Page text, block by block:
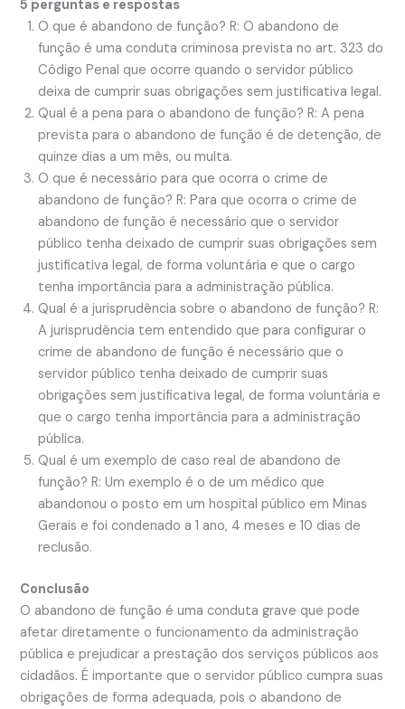
5 perguntas e respostas
O que é abandono de função? R: O abandono de
função é uma conduta criminosa prevista no art. 323 do
Código Penal que ocorre quando o servidor público
deixa de cumprir suas obrigações sem justificativa legal.
Qual é a pena para o abandono de função? R: A pena
prevista para o abandono de função é de detenção, de
quinze dias a um mês, ou multa.
O que é necessário para que ocorra o crime de
abandono de função? R: Para que ocorra o crime de
abandono de função é necessário que o servidor
público tenha deixado de cumprir suas obrigações sem
justificativa legal, de forma voluntária e que o cargo
tenha importância para a administração pública.
Qual é a jurisprudência sobre o abandono de função? R:
A jurisprudência tem entendido que para configurar o
crime de abandono de função é necessário que o
servidor público tenha deixado de cumprir suas
obrigações sem justificativa legal, de forma voluntária e
que o cargo tenha importância para a administração
pública.
Qual é um exemplo de caso real de abandono de
função? R: Um exemplo é o de um médico que
abandonou o posto em um hospital público em Minas
Gerais e foi condenado a 1 ano, 4 meses e 10 dias de
reclusão.
Conclusão
O abandono de função é uma conduta grave que pode
afetar diretamente o funcionamento da administração
pública e prejudicar a prestação dos serviços públicos aos
cidadãos. É importante que o servidor público cumpra suas
obrigações de forma adequada, pois o abandono de